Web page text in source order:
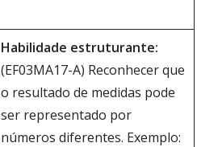
Habilidade estruturante:
(EF03MA17-A) Reconhecer que
o resultado de medidas pode
ser representado por
números diferentes. Exemplo: